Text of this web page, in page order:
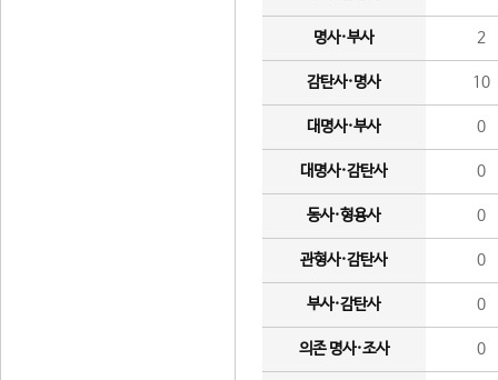
명사·부사 2
감탄사·명사 10
대명사·부사 0
대명사·감탄사 0
동사·형용사 0
관형사·감탄사 0
부사·감탄사 0
의존 명사·조사 0